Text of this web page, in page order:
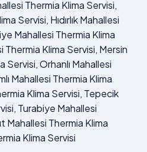
Thermia Klima Servisi,
Servisi, Hıdırlık Mahallesi
Mahallesi Thermia Klima
Klima Servisi, Mersin
Servisi, Orhanlı Mahallesi
Mahallesi Thermia Klima
Klima Servisi, Tepecik
Turabiye Mahallesi
Mahallesi Thermia Klima
Klima Servisi